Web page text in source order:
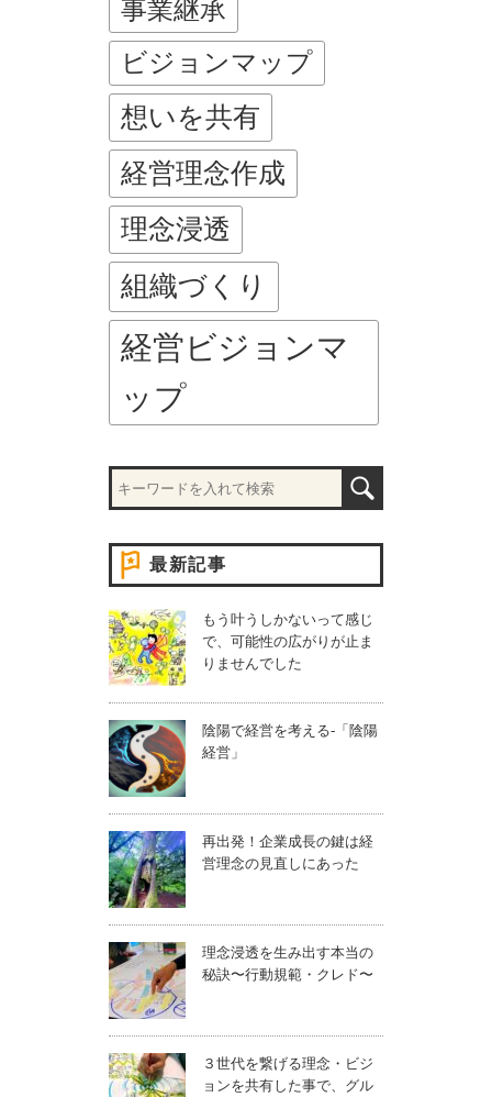
事業継承
ビジョンマップ
想いを共有
経営理念作成
理念浸透
組織づくり
経営ビジョンマ
ップ
最新記事
もう叶うしかないって感じ
で、可能性の広がりが止ま
りませんでした
陰陽で経営を考える-「陰陽
経営」
再出発！企業成長の鍵は経
営理念の見直しにあった
理念浸透を生み出す本当の
秘訣〜行動規範・クレド〜
３世代を繋げる理念・ビジ
ョンを共有した事で、グル